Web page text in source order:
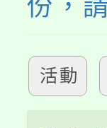
份，
活動